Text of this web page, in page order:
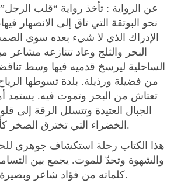
عن الرواية :تأخذ رواية “قلب الرجل”
نحو البوتقة التي تاق إلى اﻻنصهار
اﻹدراك الذي ﻻ شيء بعده سوى
البحر والثلج وعاد تتنازعه مشاعر
الساحلية ليرسخ قدميه فيها وسط
من فضيلة ورذيلة. بلدة تسوطها
تعتاش من البحر وتموت فيه. يستمد
الجبال العتيدة وتتسلل الرقة إلى
الخضراء التي تخترق الصخر كأنها الأحﻻم.
هذا الكتاب رحلة استكشاف جوهري
والشهوة وتحدّ للموت. يجمع بين
كلماته من فؤاد شاعر وبصيرة فيلسوف.